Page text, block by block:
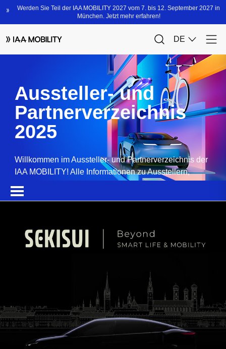
Aussteller- und
Partnerverzeichnis
2025
Willkommen im Aussteller- und Partnerverzeichnis der
IAA MOBILITY! Alle Informationen zu Ausstellern,